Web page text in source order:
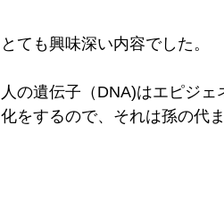
とても興味深い内容でした。
人の遺伝子（DNA)はエピジ
化をするので、それは孫の代